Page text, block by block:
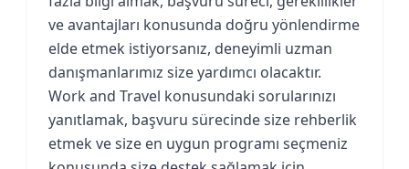
ve avantajları konusunda doğru yönlendirme
elde etmek istiyorsanız, deneyimli uzman
danışmanlarımız size yardımcı olacaktır.
Work and Travel konusundaki sorularınızı
yanıtlamak, başvuru sürecinde size rehberlik
etmek ve size en uygun programı seçmeniz